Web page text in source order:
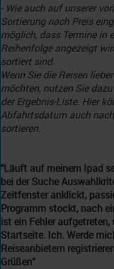
- Wie auch auf unserer
Sortierung nach Preis
möglich, dass Termine in
Reihenfolge angezeigt
sortiert sind.
Wenn Sie die Reisen
möchten, nutzen Sie
der Ergebnis-Liste. Hier
Abfahrtsdatum auch
sortieren.
"Läuft auf meinem Ipad
bei der Suche
Zeitfenster anklickt,
Programm stockt, nach
ist ein Fehler
Startseite. Ich. Werde
Reiseanbietern
Grüßen"